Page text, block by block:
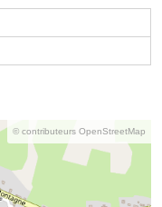
© contributeurs OpenStreetMap